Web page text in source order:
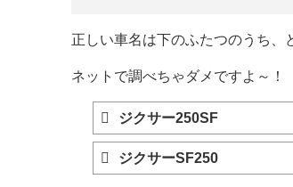
正しい車名は下のふたつのうち、
ネットで調べちゃダメですよ～！
ジクサー250SF
ジクサーSF250